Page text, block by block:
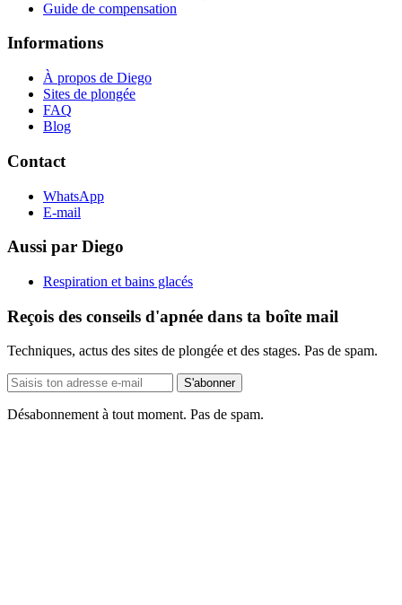
Guide de compensation
Informations
À propos de Diego
Sites de plongée
FAQ
Blog
Contact
WhatsApp
E-mail
Aussi par Diego
Respiration et bains glacés
Reçois des conseils d'apnée dans ta boîte mail
Techniques, actus des sites de plongée et des stages. Pas de spam.
Adresse
e-
mail
S'abonner
Désabonnement à tout moment. Pas de spam.